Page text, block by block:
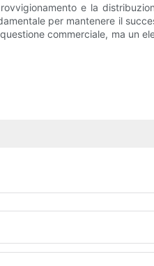
e la
per mantenere il
commerciale, ma un